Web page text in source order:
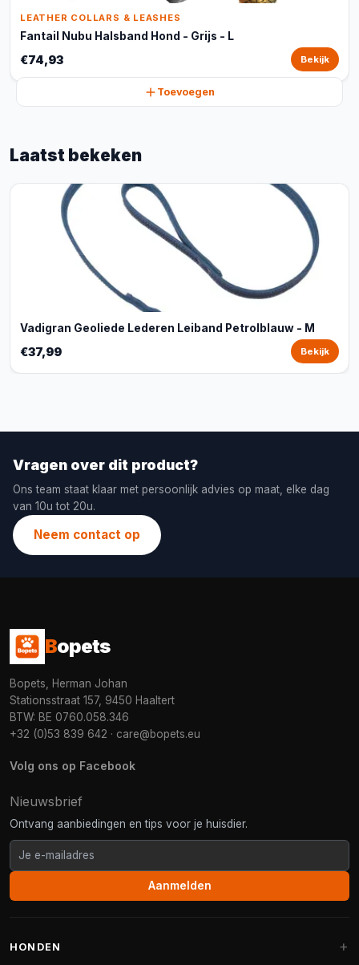
LEATHER COLLARS & LEASHES
Fantail Nubu Halsband Hond - Grijs - L
€74,93 Bekijk
Toevoegen
Laatst bekeken
Vadigran Geoliede Lederen Leiband Petrolblauw - M
€37,99 Bekijk
Vragen over dit product?
Ons team staat klaar met persoonlijk advies op maat, elke dag
van 10u tot 20u.
Neem contact op
Bopets
Bopets, Herman Johan
Stationsstraat 157, 9450 Haaltert
BTW: BE 0760.058.346
+32 (0)53 839 642 · care@bopets.eu
Volg ons op Facebook
Nieuwsbrief
Ontvang aanbiedingen en tips voor je huisdier.
Aanmelden
HONDEN